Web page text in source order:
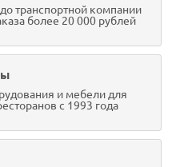
транспортной компании
более 20 000 рублей
и мебели для
с 1993 года